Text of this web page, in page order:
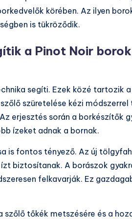
körében. Az ilyen
is tükröződik.
a Pinot Noir borok
segíti. Ezek közé tartozik
szüretelése kézi
erjesztés során a borkészítők
ízeket adnak a bornak.
is fontos tényező. Az új
biztosítanak. A borászok
felkavarják. Ez
tőkék metszésére és a